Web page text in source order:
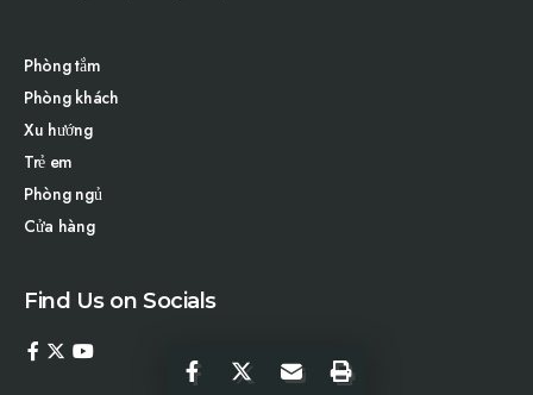
Phòng tắm
Phòng khách
Xu hướng
Trẻ em
Phòng ngủ
Cửa hàng
Find Us on Socials